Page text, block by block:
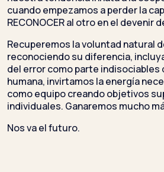
cuando empezamos a perder la
RECONOCER al otro en el devenir
Recuperemos la voluntad natural
reconociendo su diferencia,
del error como parte indisociables
humana, invirtamos la energía
como equipo creando objetivos
individuales. Ganaremos mucho
Nos va el futuro.